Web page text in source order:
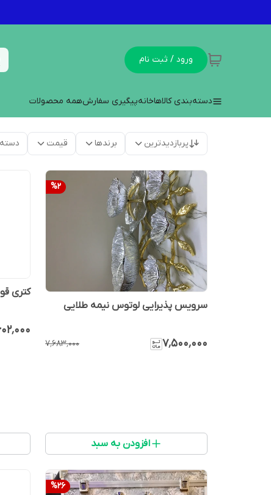
ورود / ثبت نام
دسته‌بندی کالاهاخانهپیگیری سفارشهمه محصولات
پربازدیدترین برندها قیمت
%2
سرویس پذیرایی لوتوس نیمه طلایی
۷٬۵۰۰٬۰۰۰ ۷٬۶۸۳٬۰۰۰
افزودن به سبد
کتری
%26